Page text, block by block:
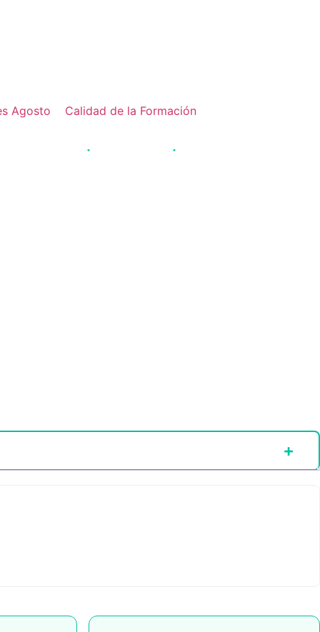
Agosto Calidad de la Formación
Acreditación JCCM Pago fraccionado disponible